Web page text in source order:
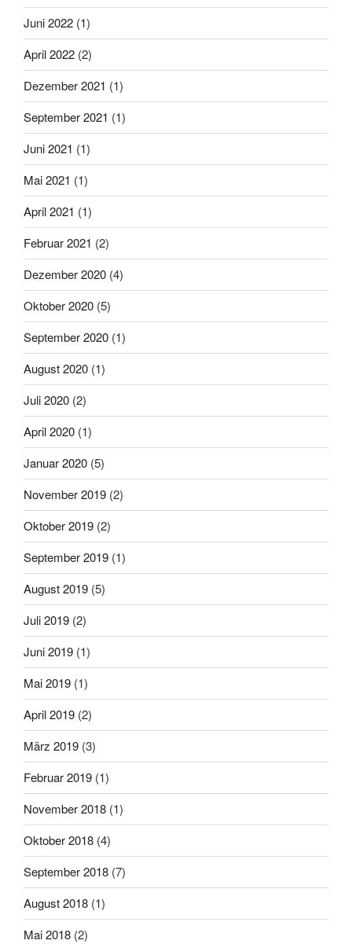
Juni 2022 (1)
April 2022 (2)
Dezember 2021 (1)
September 2021 (1)
Juni 2021 (1)
Mai 2021 (1)
April 2021 (1)
Februar 2021 (2)
Dezember 2020 (4)
Oktober 2020 (5)
September 2020 (1)
August 2020 (1)
Juli 2020 (2)
April 2020 (1)
Januar 2020 (5)
November 2019 (2)
Oktober 2019 (2)
September 2019 (1)
August 2019 (5)
Juli 2019 (2)
Juni 2019 (1)
Mai 2019 (1)
April 2019 (2)
März 2019 (3)
Februar 2019 (1)
November 2018 (1)
Oktober 2018 (4)
September 2018 (7)
August 2018 (1)
Mai 2018 (2)